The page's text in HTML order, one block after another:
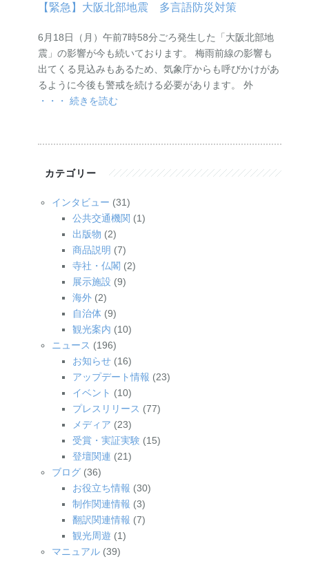
【緊急】大阪北部地震 多言語防災対策
6月18日（月）午前7時58分ごろ発生した「大阪北部地
震」の影響が今も続いております。 梅雨前線の影響も
出てくる見込みもあるため、気象庁からも呼びかけがあ
るように今後も警戒を続ける必要があります。 外
・・・ 続きを読む
カテゴリー
インタビュー (31)
公共交通機関 (1)
出版物 (2)
商品説明 (7)
寺社・仏閣 (2)
展示施設 (9)
海外 (2)
自治体 (9)
観光案内 (10)
ニュース (196)
お知らせ (16)
アップデート情報 (23)
イベント (10)
プレスリリース (77)
メディア (23)
受賞・実証実験 (15)
登壇関連 (21)
ブログ (36)
お役立ち情報 (30)
制作関連情報 (3)
翻訳関連情報 (7)
観光周遊 (1)
マニュアル (39)